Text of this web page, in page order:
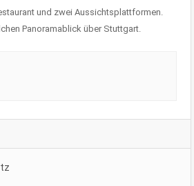
und zwei Aussichtsplattformen.
Panoramablick über Stuttgart.